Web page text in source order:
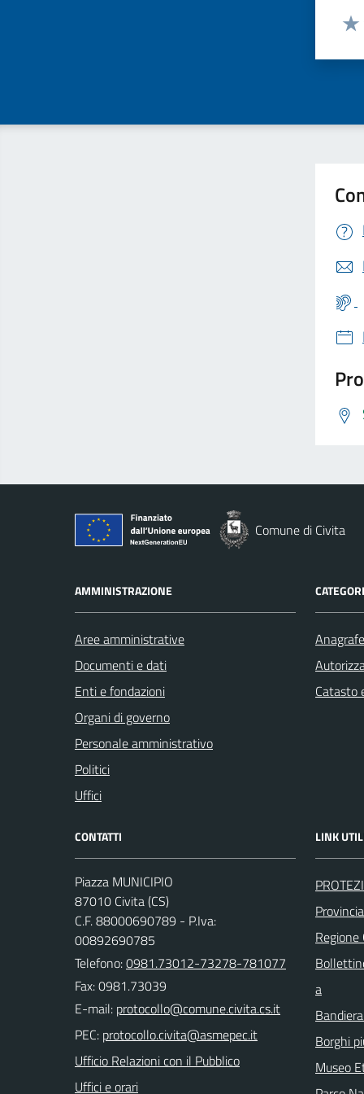
Comune di Civita
AMMINISTRAZIONE
Aree amministrative
Documenti e dati
Enti e fondazioni
Organi di governo
Personale amministrativo
Politici
Uffici
Catasto
CONTATTI
Piazza MUNICIPIO
87010 Civita (CS)
C.F. 88000690789 - P.Iva:
00892690785
Telefono:0981.73012-73278-781077
Fax: 0981.73039
E-mail:
PEC:
Ufficio Relazioni con il Pubblico
Uffici e orari
LINK
Regione
a
Borghi
Museo